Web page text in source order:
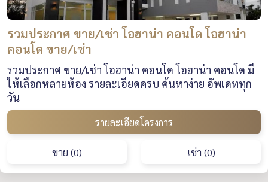
รวมประกาศ ขาย/เช่า โอฮาน่า คอนโด โอฮาน่า
คอนโด ขาย/เช่า
รวมประกาศ ขาย/เช่า โอฮาน่า คอนโด โอฮาน่า คอนโด มี
ให้เลือกหลายห้อง รายละเอียดครบ ค้นหาง่าย อัพเดททุก
วัน
รายละเอียดโครงการ
ขาย (0) เช่า (0)